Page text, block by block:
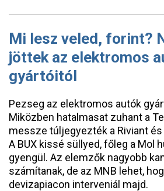
Mi lesz veled, forint?
jöttek az elektromos
gyártóitól
Pezseg az elektromos autók
Miközben hatalmasat zuhant a
messze túljegyezték a Riviant
A BUX kissé süllyed, főleg a Mol
gyengül. Az elemzők nagyobb
számítanak, de az MNB lehet,
devizapiacon interveniál majd.